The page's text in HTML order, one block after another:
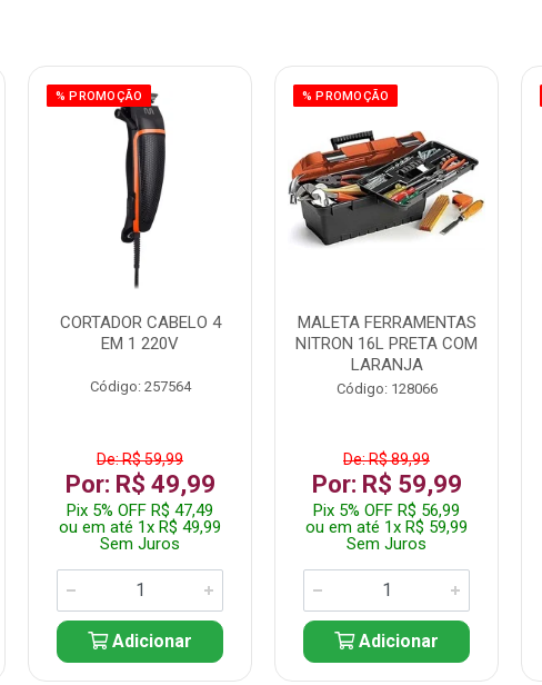
% PROMOÇÃO
CORTADOR CABELO 4
EM 1 220V
Código: 257564
De: R$ 59,99
Por: R$ 49,99
Pix 5% OFF R$ 47,49
ou em até 1x R$ 49,99
Sem Juros
Adicionar
% PROMOÇÃO
MALETA FERRAMENTAS
NITRON 16L PRETA COM
LARANJA
Código: 128066
De: R$ 89,99
Por: R$ 59,99
Pix 5% OFF R$ 56,99
ou em até 1x R$ 59,99
Sem Juros
Adicionar